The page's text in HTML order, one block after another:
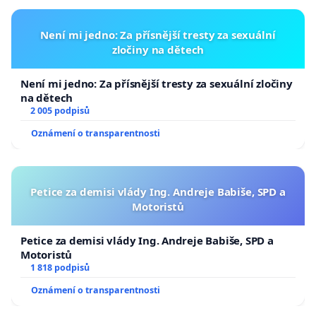
Není mi jedno: Za přísnější tresty za sexuální
zločiny na dětech
Není mi jedno: Za přísnější tresty za sexuální zločiny
na dětech
2 005 podpisů
Oznámení o transparentnosti
Petice za demisi vlády Ing. Andreje Babiše, SPD a
Motoristů
Petice za demisi vlády Ing. Andreje Babiše, SPD a
Motoristů
1 818 podpisů
Oznámení o transparentnosti